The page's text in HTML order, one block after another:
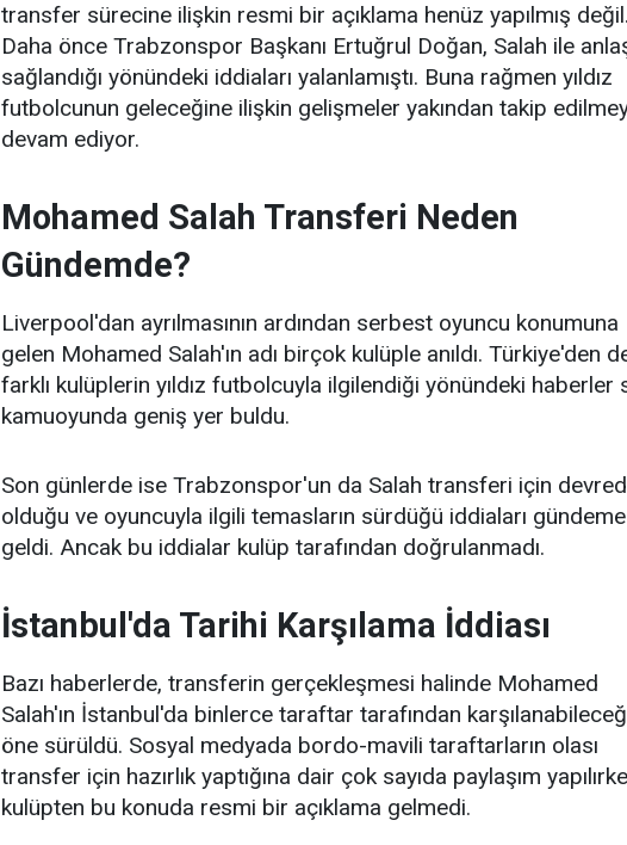
transfer sürecine ilişkin resmi bir açıklama henüz yapılmış değil.
Daha önce Trabzonspor Başkanı Ertuğrul Doğan, Salah ile
sağlandığı yönündeki iddiaları yalanlamıştı. Buna rağmen yıldız
futbolcunun geleceğine ilişkin gelişmeler yakından takip
devam ediyor.
Mohamed Salah Transferi Neden
Gündemde?
Liverpool'dan ayrılmasının ardından serbest oyuncu konumuna
gelen Mohamed Salah'ın adı birçok kulüple anıldı. Türkiye'den
farklı kulüplerin yıldız futbolcuyla ilgilendiği yönündeki haberler
kamuoyunda geniş yer buldu.
Son günlerde ise Trabzonspor'un da Salah transferi için
olduğu ve oyuncuyla ilgili temasların sürdüğü iddiaları gündeme
geldi. Ancak bu iddialar kulüp tarafından doğrulanmadı.
İstanbul'da Tarihi Karşılama İddiası
Bazı haberlerde, transferin gerçekleşmesi halinde Mohamed
Salah'ın İstanbul'da binlerce taraftar tarafından
öne sürüldü. Sosyal medyada bordo-mavili taraftarların olası
transfer için hazırlık yaptığına dair çok sayıda paylaşım
kulüpten bu konuda resmi bir açıklama gelmedi.